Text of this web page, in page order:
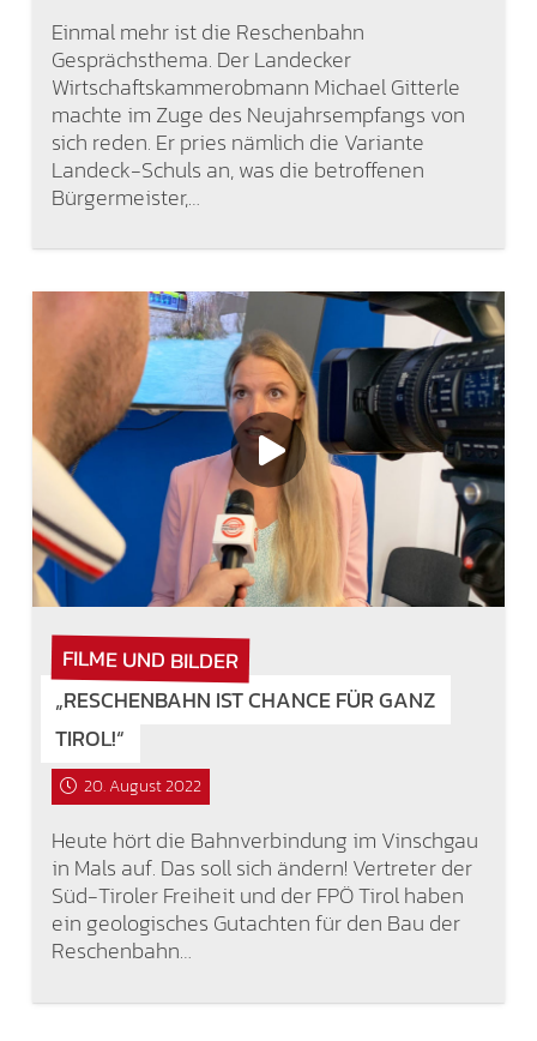
Einmal mehr ist die Reschenbahn
Gesprächsthema. Der Landecker
Wirtschaftskammerobmann Michael Gitterle
machte im Zuge des Neujahrsempfangs von
sich reden. Er pries nämlich die Variante
Landeck-Schuls an, was die betroffenen
Bürgermeister,…
FILME UND BILDER
„RESCHENBAHN IST CHANCE FÜR GANZ
TIROL!“
20. August 2022
Heute hört die Bahnverbindung im Vinschgau
in Mals auf. Das soll sich ändern! Vertreter der
Süd-Tiroler Freiheit und der FPÖ Tirol haben
ein geologisches Gutachten für den Bau der
Reschenbahn…